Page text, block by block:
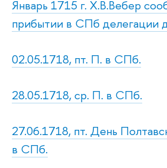
Январь 1715 г. Х.В.Вебер
прибытии в СПб делегации
02.05.1718, пт. П. в СПб.
28.05.1718, ср. П. в СПб.
27.06.1718, пт. День
в СПб.